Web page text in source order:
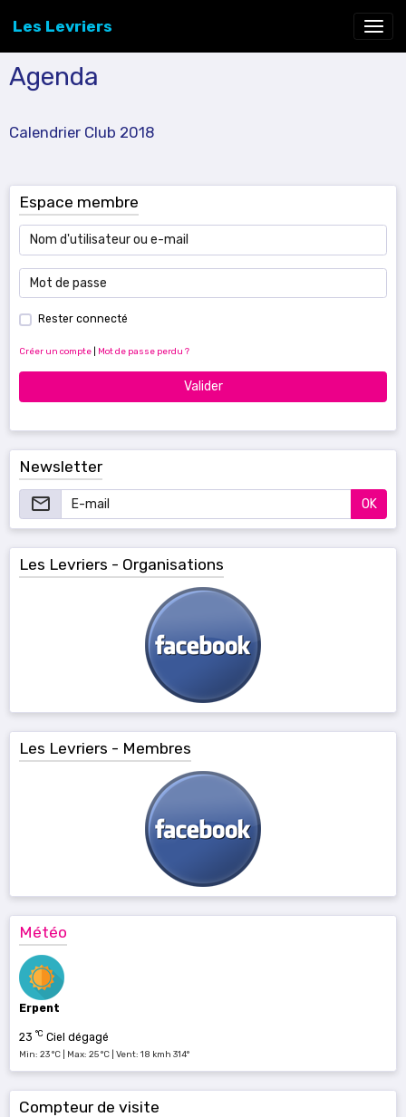
Les Levriers
Agenda
Calendrier Club 2018
Espace membre
Rester connecté
Créer un compte Mot de passe perdu ?
Valider
Newsletter
OK
Les Levriers - Organisations
Les Levriers - Membres
Météo
Erpent
23 °C Ciel dégagé
Min: 23 °C | Max: 25 °C | Vent: 18 kmh 314°
Compteur de visite